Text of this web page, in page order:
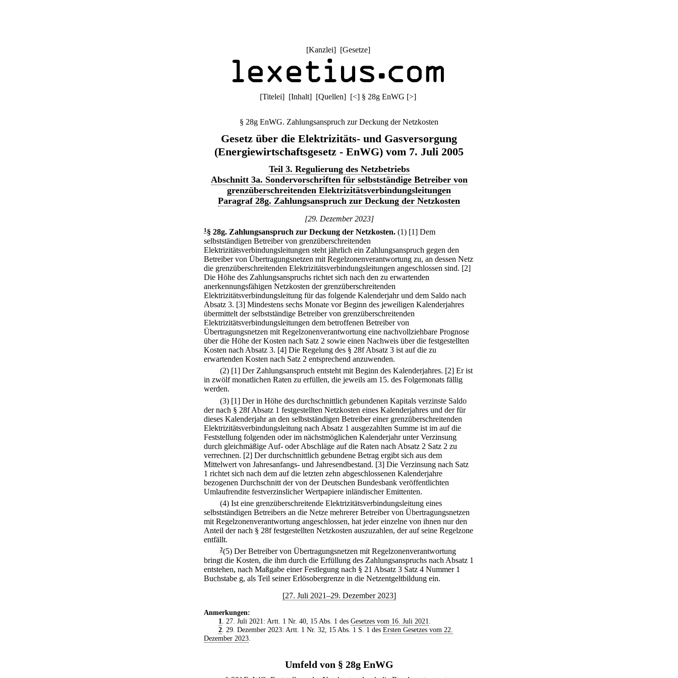
[Kanzlei] [Gesetze]
[Titelei] [Inhalt] [Quellen] [<] § 28g EnWG [>]
§ 28g EnWG. Zahlungsanspruch zur Deckung der Netzkosten
Gesetz über die Elektrizitäts- und Gasversorgung
(Energiewirtschaftsgesetz - EnWG) vom 7. Juli 2005
Teil 3. Regulierung des Netzbetriebs
Abschnitt 3a. Sondervorschriften für selbstständige Betreiber von
grenzüberschreitenden Elektrizitätsverbindungsleitungen
Paragraf 28g. Zahlungsanspruch zur Deckung der Netzkosten
[29. Dezember 2023]
1 § 28g. Zahlungsanspruch zur Deckung der Netzkosten. (1) [1] Dem
selbstständigen Betreiber von grenzüberschreitenden
Elektrizitätsverbindungsleitungen steht jährlich ein Zahlungsanspruch gegen den
Betreiber von Übertragungsnetzen mit Regelzonenverantwortung zu, an dessen Netz
die grenzüberschreitenden Elektrizitätsverbindungsleitungen angeschlossen sind. [2]
Die Höhe des Zahlungsanspruchs richtet sich nach den zu erwartenden
anerkennungsfähigen Netzkosten der grenzüberschreitenden
Elektrizitätsverbindungsleitung für das folgende Kalenderjahr und dem Saldo nach
Absatz 3. [3] Mindestens sechs Monate vor Beginn des jeweiligen Kalenderjahres
übermittelt der selbstständige Betreiber von grenzüberschreitenden
Elektrizitätsverbindungsleitungen dem betroffenen Betreiber von
Übertragungsnetzen mit Regelzonenverantwortung eine nachvollziehbare Prognose
über die Höhe der Kosten nach Satz 2 sowie einen Nachweis über die festgestellten
Kosten nach Absatz 3. [4] Die Regelung des § 28f Absatz 3 ist auf die zu
erwartenden Kosten nach Satz 2 entsprechend anzuwenden.
(2) [1] Der Zahlungsanspruch entsteht mit Beginn des Kalenderjahres. [2] Er ist
in zwölf monatlichen Raten zu erfüllen, die jeweils am 15. des Folgemonats fällig
werden.
(3) [1] Der in Höhe des durchschnittlich gebundenen Kapitals verzinste Saldo
der nach § 28f Absatz 1 festgestellten Netzkosten eines Kalenderjahres und der für
dieses Kalenderjahr an den selbstständigen Betreiber einer grenzüberschreitenden
Elektrizitätsverbindungsleitung nach Absatz 1 ausgezahlten Summe ist im auf die
Feststellung folgenden oder im nächstmöglichen Kalenderjahr unter Verzinsung
durch gleichmäßige Auf- oder Abschläge auf die Raten nach Absatz 2 Satz 2 zu
verrechnen. [2] Der durchschnittlich gebundene Betrag ergibt sich aus dem
Mittelwert von Jahresanfangs- und Jahresendbestand. [3] Die Verzinsung nach Satz
1 richtet sich nach dem auf die letzten zehn abgeschlossenen Kalenderjahre
bezogenen Durchschnitt der von der Deutschen Bundesbank veröffentlichten
Umlaufrendite festverzinslicher Wertpapiere inländischer Emittenten.
(4) Ist eine grenzüberschreitende Elektrizitätsverbindungsleitung eines
selbstständigen Betreibers an die Netze mehrerer Betreiber von Übertragungsnetzen
mit Regelzonenverantwortung angeschlossen, hat jeder einzelne von ihnen nur den
Anteil der nach § 28f festgestellten Netzkosten auszuzahlen, der auf seine Regelzone
entfällt.
2(5) Der Betreiber von Übertragungsnetzen mit Regelzonenverantwortung
bringt die Kosten, die ihm durch die Erfüllung des Zahlungsanspruchs nach Absatz 1
entstehen, nach Maßgabe einer Festlegung nach § 21 Absatz 3 Satz 4 Nummer 1
Buchstabe g, als Teil seiner Erlösobergrenze in die Netzentgeltbildung ein.
[27. Juli 2021–29. Dezember 2023]
Anmerkungen:
1
. 27. Juli 2021: Artt. 1 Nr. 40, 15 Abs. 1 des Gesetzes vom 16. Juli 2021
2. 29. Dezember 2023: Artt. 1 Nr. 32, 15 Abs. 1 S. 1 des Ersten Gesetzes vom 22.
Dezember 2023
Umfeld von § 28g EnWG